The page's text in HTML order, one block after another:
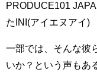
PRODUCE101
たINI(アイエヌアイ)
一部では、そんな彼
いか？という声もあ